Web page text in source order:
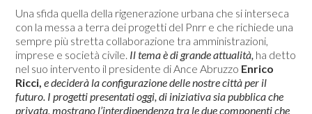
Una sfida quella della rigenerazione urbana che si interseca
con la messa a terra dei progetti del Pnrr e che richiede una
sempre più stretta collaborazione tra amministrazioni,
imprese e società civile. Il tema è di grande attualità, ha detto
nel suo intervento il presidente di Ance Abruzzo Enrico
Ricci,e deciderà la configurazione delle nostre città per il
futuro. I progetti presentati oggi, di iniziativa sia pubblica che
privata, mostrano l’interdipendenza tra le due componenti che